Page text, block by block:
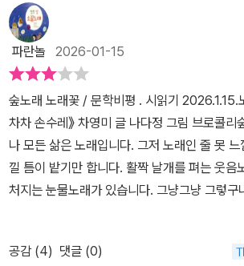
파란놀 2026-01-15
숲노래 노래꽃 / 문학비평 . 시읽기 2026.1.15.
차차 손수레》 차영미 글 나다정 그림 브로콜
나 모든 삶은 노래입니다. 그저 노래인 줄 못
낄 틈이 밭기만 합니다. 활짝 날개를 펴는 웃음
처지는 눈물노래가 있습니다. 그냥그냥 그렇구
래가 있을 테고, 멍하니 느릿노래가 있습니다.
롭습니다. 늘 바로 이곳에서 마주하는 삶을 고스
공감 (4) 댓글 (0)